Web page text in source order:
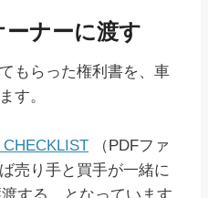
ナーに渡す
もらった権利書を、車
す。
（PDFファ
売り手と買手が一緒に